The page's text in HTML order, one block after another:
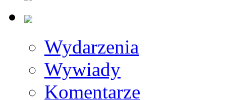
Wydarzenia
Wywiady
Komentarze